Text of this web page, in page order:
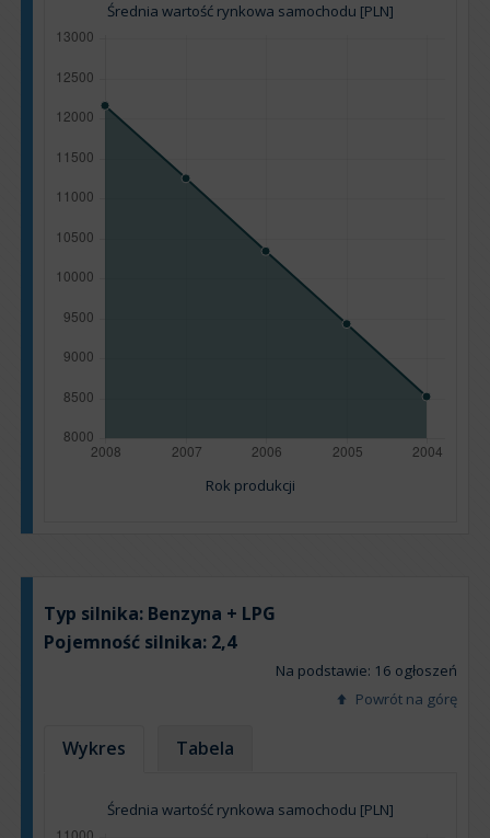
Średnia wartość rynkowa samochodu [PLN]
Rok produkcji
Typ silnika: Benzyna + LPG
Pojemność silnika: 2,4
Na podstawie: 16 ogłoszeń
Powrót na górę
Wykres Tabela
Średnia wartość rynkowa samochodu [PLN]